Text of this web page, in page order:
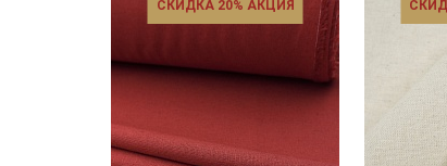
СКИДКА 20% АКЦИЯ